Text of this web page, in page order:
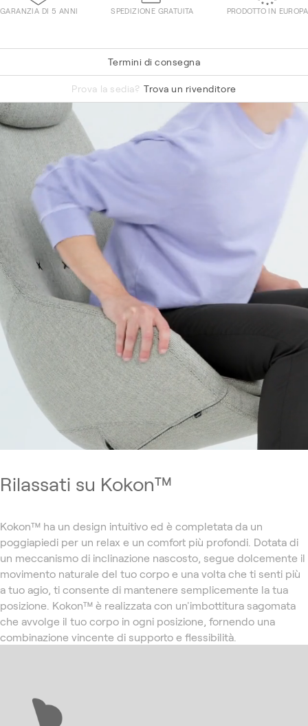
GARANZIA DI 5 ANNI SPEDIZIONE GRATUITA PRODOTTO IN EUROPA
Termini di consegna
Prova la sedia? Trova un rivenditore
Hallingdal 65 220
Rilassati su Kokon™
Kokon™ ha un design intuitivo ed è completata da un
poggiapiedi per un relax e un comfort più profondi. Dotata di
un meccanismo di inclinazione nascosto, segue dolcemente il
movimento naturale del tuo corpo e una volta che ti senti più
a tuo agio, ti consente di mantenere semplicemente la tua
posizione. Kokon™ è realizzata con un'imbottitura sagomata
che avvolge il tuo corpo in ogni posizione, fornendo una
combinazione vincente di supporto e flessibilità.